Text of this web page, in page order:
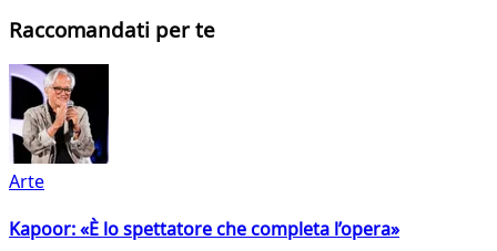
Raccomandati per te
Arte
Kapoor: «È lo spettatore che completa l’opera»